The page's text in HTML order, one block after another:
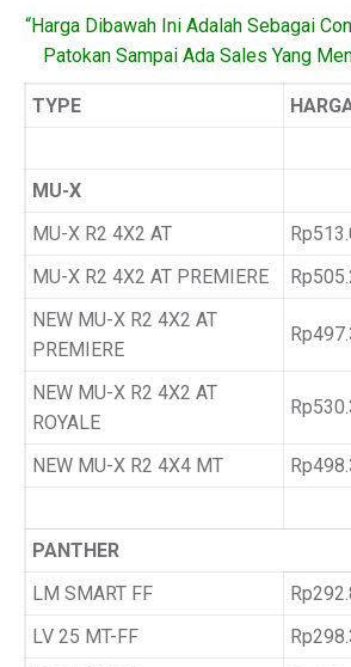
“Harga Dibawah Ini Adalah Sebagai
Patokan Sampai Ada Sales Yang
TYPE
MU-X
MU-X R2 4X2 AT
MU-X R2 4X2 AT PREMIERE
NEW MU-X R2 4X2 AT
PREMIERE
NEW MU-X R2 4X2 AT
ROYALE
NEW MU-X R2 4X4 MT
PANTHER
LM SMART FF
LV 25 MT-FF